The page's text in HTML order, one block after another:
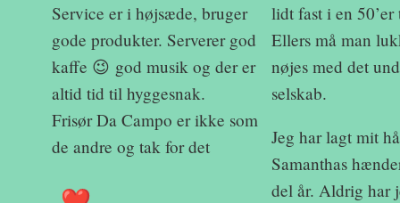
Service er i højsæde, bruger
gode produkter. Serverer god
kaffe 😉 god musik og der er
altid tid til hyggesnak.
Frisør Da Campo er ikke som
de andre og tak for det
lidt fast i en
Ellers må man
nøjes med det
selskab.
Jeg har lagt mit
Samanthas
del år. Aldrig har